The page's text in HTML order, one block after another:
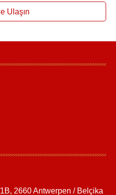
Ulaşın
2660 Antwerpen / Belçika